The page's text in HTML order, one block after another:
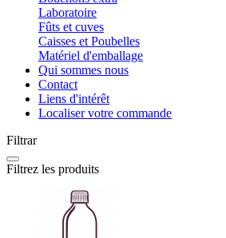
Laboratoire
Fûts et cuves
Caisses et Poubelles
Matériel d'emballage
Qui sommes nous
Contact
Liens d'intérêt
Localiser votre commande
Filtrar
Filtrez les produits